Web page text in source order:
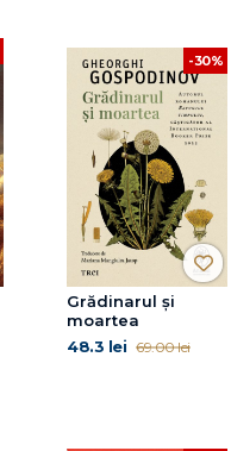
-30%
Grădinarul și
moartea
48.3 lei 69.00 lei